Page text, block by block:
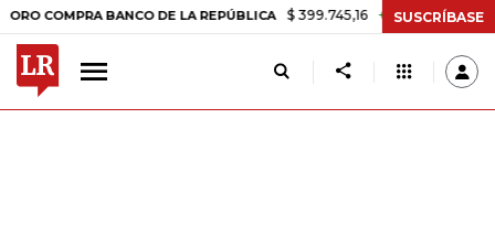
BANCO DE LA REPÚBLICA $ 399.745,16 +$ 2.295,71 +0,58%
SUSCRÍBASE